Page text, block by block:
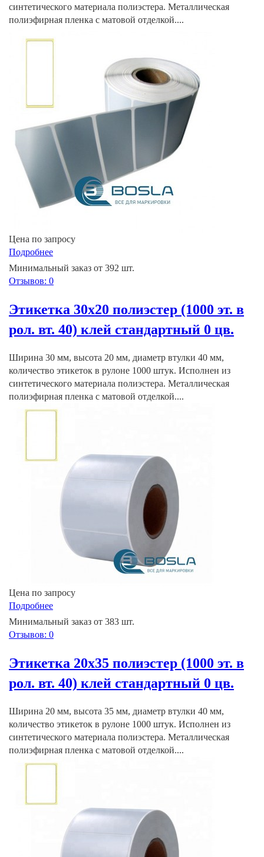
синтетического материала полиэстера. Металлическая
полиэфирная пленка с матовой отделкой....
Цена по запросу
Подробнее
Минимальный заказ от 392 шт.
Отзывов: 0
Этикетка 30х20 полиэстер (1000 эт. в
рол. вт. 40) клей стандартный 0 цв.
Ширина 30 мм, высота 20 мм, диаметр втулки 40 мм,
количество этикеток в рулоне 1000 штук. Исполнен из
синтетического материала полиэстера. Металлическая
полиэфирная пленка с матовой отделкой....
Цена по запросу
Подробнее
Минимальный заказ от 383 шт.
Отзывов: 0
Этикетка 20х35 полиэстер (1000 эт. в
рол. вт. 40) клей стандартный 0 цв.
Ширина 20 мм, высота 35 мм, диаметр втулки 40 мм,
количество этикеток в рулоне 1000 штук. Исполнен из
синтетического материала полиэстера. Металлическая
полиэфирная пленка с матовой отделкой....